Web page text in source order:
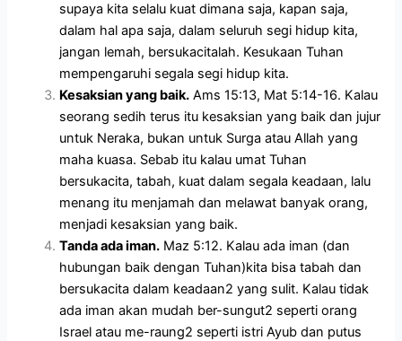
supaya kita selalu kuat dimana saja, kapan saja,
dalam hal apa saja, dalam seluruh segi hidup kita,
jangan lemah, bersukacitalah. Kesukaan Tuhan
mempengaruhi segala segi hidup kita.
Kesaksian yang baik. Ams 15:13, Mat 5:14-16. Kalau
seorang sedih terus itu kesaksian yang baik dan jujur
untuk Neraka, bukan untuk Surga atau Allah yang
maha kuasa. Sebab itu kalau umat Tuhan
bersukacita, tabah, kuat dalam segala keadaan, lalu
menang itu menjamah dan melawat banyak orang,
menjadi kesaksian yang baik.
Tanda ada iman. Maz 5:12. Kalau ada iman (dan
hubungan baik dengan Tuhan)kita bisa tabah dan
bersukacita dalam keadaan2 yang sulit. Kalau tidak
ada iman akan mudah ber-sungut2 seperti orang
Israel atau me-raung2 seperti istri Ayub dan putus